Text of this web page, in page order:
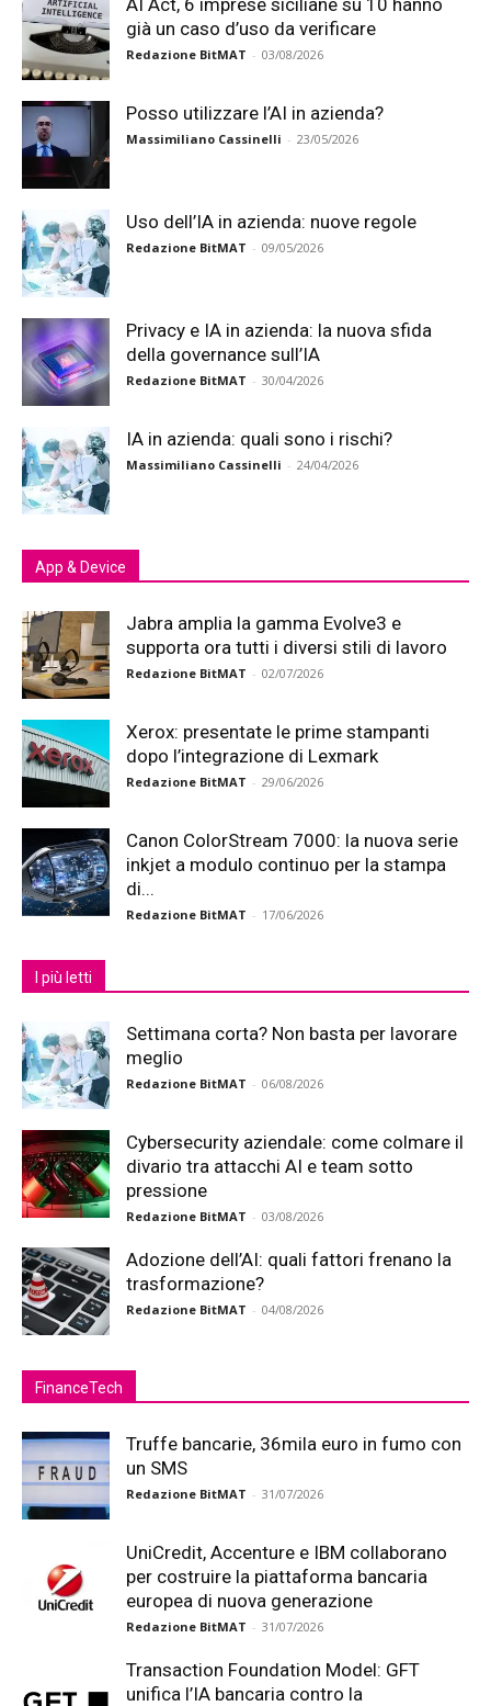
AI Act, 6 imprese siciliane su 10 hanno
già un caso d’uso da verificare
Redazione BitMAT - 03/08/2026
Posso utilizzare l’AI in azienda?
Massimiliano Cassinelli - 23/05/2026
Uso dell’IA in azienda: nuove regole
Redazione BitMAT - 09/05/2026
Privacy e IA in azienda: la nuova sfida
della governance sull’IA
Redazione BitMAT - 30/04/2026
IA in azienda: quali sono i rischi?
Massimiliano Cassinelli - 24/04/2026
App & Device
Jabra amplia la gamma Evolve3 e
supporta ora tutti i diversi stili di lavoro
Redazione BitMAT - 02/07/2026
Xerox: presentate le prime stampanti
dopo l’integrazione di Lexmark
Redazione BitMAT - 29/06/2026
Canon ColorStream 7000: la nuova serie
inkjet a modulo continuo per la stampa
di...
Redazione BitMAT - 17/06/2026
I più letti
Settimana corta? Non basta per lavorare
meglio
Redazione BitMAT - 06/08/2026
Cybersecurity aziendale: come colmare il
divario tra attacchi AI e team sotto
pressione
Redazione BitMAT - 03/08/2026
Adozione dell’AI: quali fattori frenano la
trasformazione?
Redazione BitMAT - 04/08/2026
FinanceTech
Truffe bancarie, 36mila euro in fumo con
un SMS
Redazione BitMAT - 31/07/2026
UniCredit, Accenture e IBM collaborano
per costruire la piattaforma bancaria
europea di nuova generazione
Redazione BitMAT - 31/07/2026
Transaction Foundation Model: GFT
unifica l’IA bancaria contro la